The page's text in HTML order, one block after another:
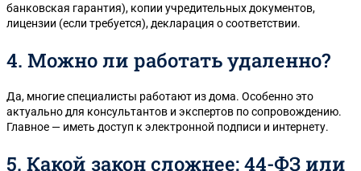
банковская гарантия), копии учредительных документов,
лицензии (если требуется), декларация о соответствии.
4. Можно ли работать удаленно?
Да, многие специалисты работают из дома. Особенно это
актуально для консультантов и экспертов по сопровождению.
Главное — иметь доступ к электронной подписи и интернету.
5. Какой закон сложнее: 44-ФЗ или